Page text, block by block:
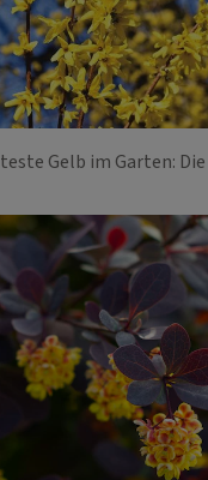
Gelb im Garten: